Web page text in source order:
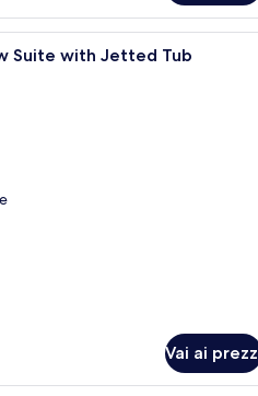
Una terrazza sul tetto con
Suite with Jetted Tub
Vai ai